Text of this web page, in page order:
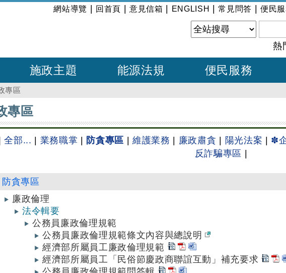
:::
網站導覽 回首頁 意見信箱 ENGLISH |常見問答 便民
熱
施政主題 能源法規 便民服務
專區
專區
|全部... 業務職掌 防貪專區 |維護業務 廉政肅貪 陽光法案
✽
反詐騙專區
防貪專區
廉政倫理
法令輯要
公務員廉政倫理規範
公務員廉政倫理規範條文內容與總說明
經濟部所屬員工廉政倫理規範
經濟部所屬員工「民俗節慶政商聯誼互動」補充要求